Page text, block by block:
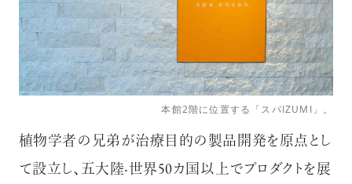
のタブロイドマガジンのご案内もあり、送付手数料のみを
ご負担いただくことでお手元で『AdvancedTime』をお楽し
みいただけます。
登録は無料です。
本館2階に位置する「スパIZUMI」。
植物学者の兄弟が治療⽬的の製品開発を原点とし
て設⽴し、五⼤陸‧世界50カ国以上でプロダクトを展